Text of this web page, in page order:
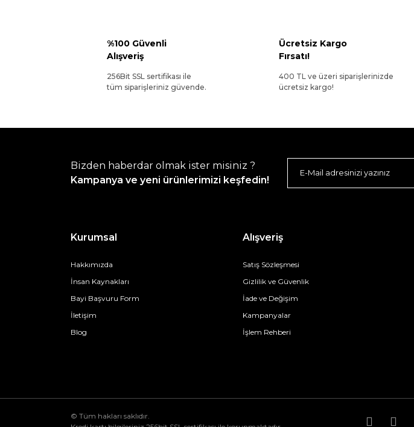
%100 Güvenli
Alışveriş
256Bit SSL sertifikası ile
tüm siparişleriniz güvende.
Ücretsiz Kargo
Fırsatı!
400 TL ve üzeri siparişlerinizde
ücretsiz kargo!
Bizden haberdar olmak ister misiniz ?
Kampanya ve yeni ürünlerimizi keşfedin!
Kurumsal
Hakkımızda
İnsan Kaynakları
Bayi Başvuru Form
İletişim
Blog
Alışveriş
Satış Sözleşmesi
Gizlilik ve Güvenlik
İade ve Değişim
Kampanyalar
İşlem Rehberi
© Tüm hakları saklıdır.